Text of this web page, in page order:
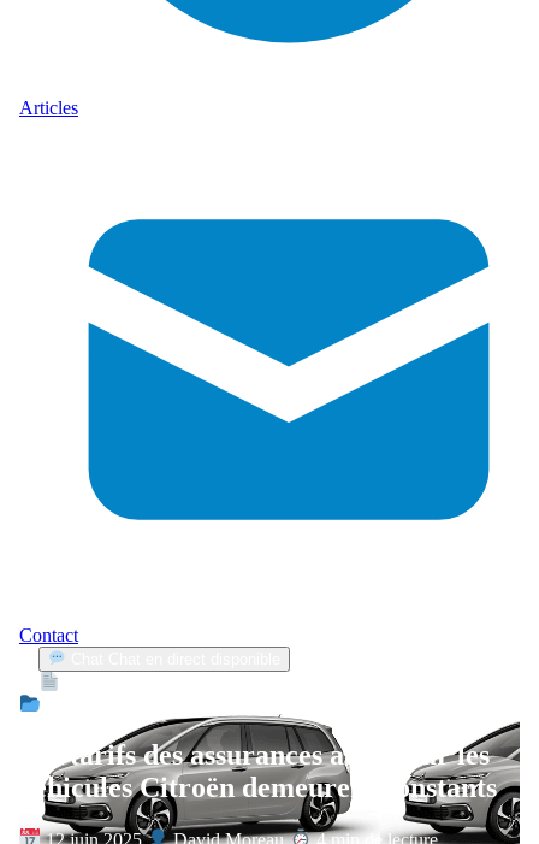
Articles
Contact
Les tarifs des assurances auto pour les
véhicules Citroën demeurent constants
12 juin 2025 David Moreau 4 min de lecture